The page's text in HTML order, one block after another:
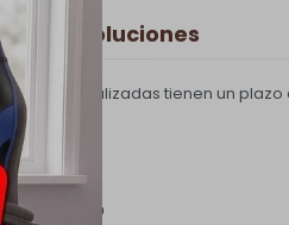
y Devoluciones
realizadas tienen un plazo
de pago